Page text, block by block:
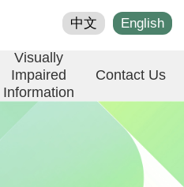
中文 English
Visually
Impaired
Information
Contact Us